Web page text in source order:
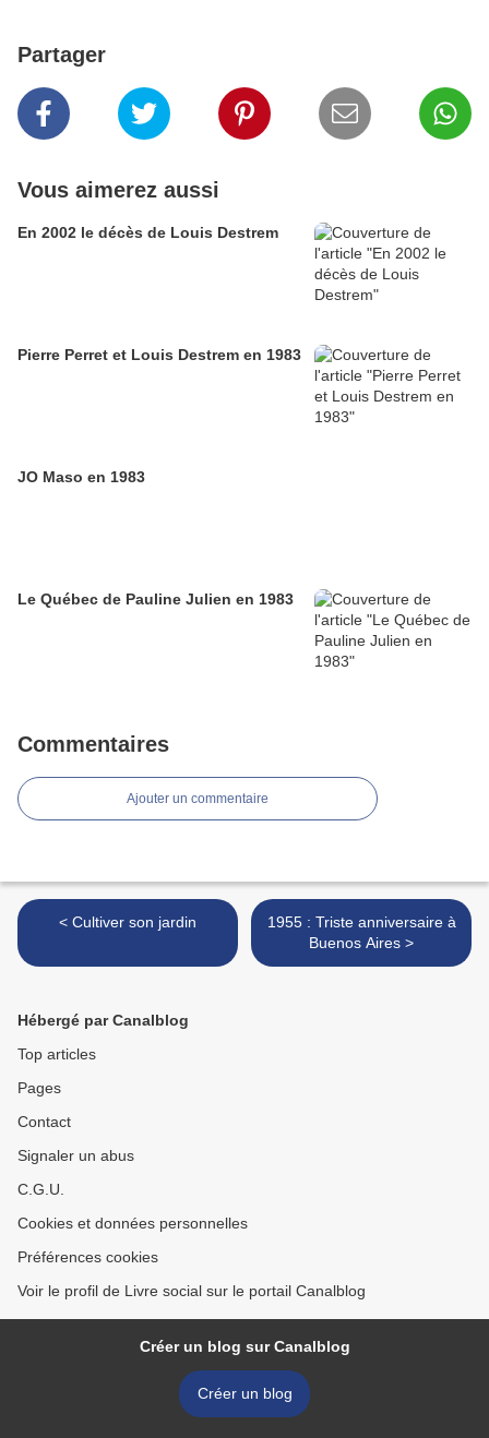
Partager
Vous aimerez aussi
En 2002 le décès de Louis Destrem
Pierre Perret et Louis Destrem en 1983
JO Maso en 1983
Le Québec de Pauline Julien en 1983
Commentaires
Ajouter un commentaire
< Cultiver son jardin
1955 : Triste anniversaire à
Buenos Aires >
Hébergé par Canalblog
Top articles
Pages
Contact
Signaler un abus
C.G.U.
Cookies et données personnelles
Préférences cookies
Voir le profil de Livre social sur le portail Canalblog
Créer un blog sur Canalblog
Créer un blog